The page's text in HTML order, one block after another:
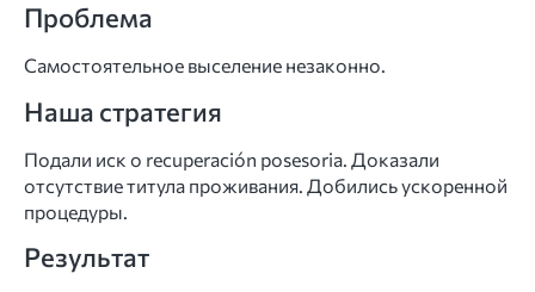
Проблема
Самостоятельное выселение незаконно.
Наша стратегия
Подали иск о recuperación posesoria. Доказали
отсутствие титула проживания. Добились ускоренной
процедуры.
Результат